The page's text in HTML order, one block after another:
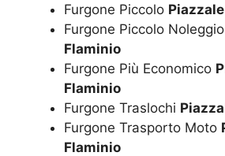
Furgone Piccolo
Furgone Piccolo Noleggio
Flaminio
Furgone Più Economico
Flaminio
Furgone Traslochi
Furgone Trasporto Moto
Flaminio